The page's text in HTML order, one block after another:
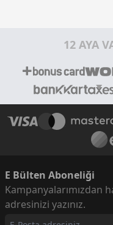
12 AYA
E Bülten Aboneliği
Kampanyalarımızdan
adresinizi yazınız.